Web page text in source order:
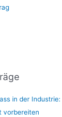
in der
vorbereiten